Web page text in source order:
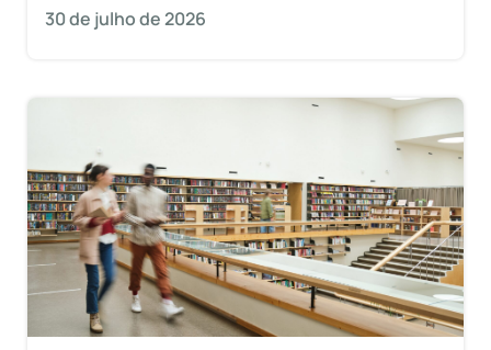
30 de julho de 2026